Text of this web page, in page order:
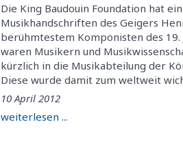
Die King Baudouin Foundation hat
Musikhandschriften des Geigers
berühmtestem Komponisten des
waren Musikern und
kürzlich in die Musikabteilung der
Diese wurde damit zum weltweit
10 April 2012
weiterlesen ...